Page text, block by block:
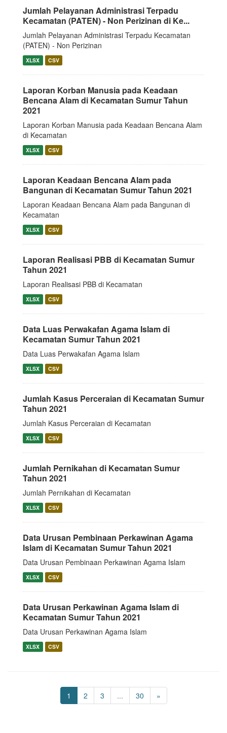
Jumlah Pelayanan Administrasi Terpadu
Kecamatan (PATEN) - Non Perizinan di Ke...
Jumlah Pelayanan Administrasi Terpadu Kecamatan
(PATEN) - Non Perizinan
XLSX CSV
Laporan Korban Manusia pada Keadaan
Bencana Alam di Kecamatan Sumur Tahun
2021
Laporan Korban Manusia pada Keadaan Bencana Alam
di Kecamatan
XLSX CSV
Laporan Keadaan Bencana Alam pada
Bangunan di Kecamatan Sumur Tahun 2021
Laporan Keadaan Bencana Alam pada Bangunan di
Kecamatan
XLSX CSV
Laporan Realisasi PBB di Kecamatan Sumur
Tahun 2021
Laporan Realisasi PBB di Kecamatan
XLSX CSV
Data Luas Perwakafan Agama Islam di
Kecamatan Sumur Tahun 2021
Data Luas Perwakafan Agama Islam
XLSX CSV
Jumlah Kasus Perceraian di Kecamatan Sumur
Tahun 2021
Jumlah Kasus Perceraian di Kecamatan
XLSX CSV
Jumlah Pernikahan di Kecamatan Sumur
Tahun 2021
Jumlah Pernikahan di Kecamatan
XLSX CSV
Data Urusan Pembinaan Perkawinan Agama
Islam di Kecamatan Sumur Tahun 2021
Data Urusan Pembinaan Perkawinan Agama Islam
XLSX CSV
Data Urusan Perkawinan Agama Islam di
Kecamatan Sumur Tahun 2021
Data Urusan Perkawinan Agama Islam
XLSX CSV
1 2 3 ... 30 »